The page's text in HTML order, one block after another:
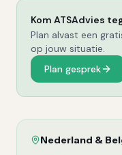
Kom ATSAdvies
Plan alvast een
op jouw situatie.
Plan gesprek
Nederland &